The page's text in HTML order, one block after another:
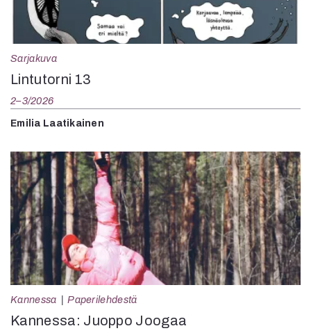
Sarjakuva
Lintutorni 13
2–3/2026
Emilia Laatikainen
Kannessa Paperilehdestä
Kannessa: Juoppo Joogaa